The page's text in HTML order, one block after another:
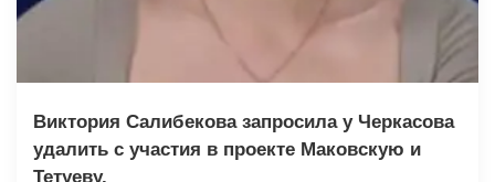
Виктория Салибекова запросила у Черкасова
удалить с участия в проекте Маковскую и
Тетуеву.